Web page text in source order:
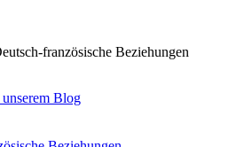
französische Beziehungen
Blog